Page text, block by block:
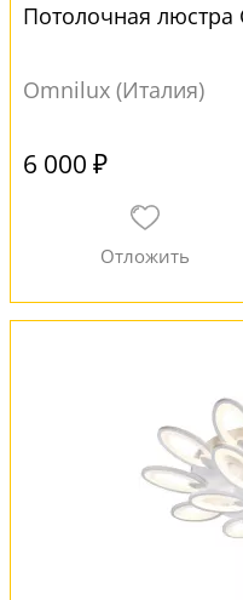
Потолочная люстра
Omnilux (Италия)
6 000 ₽